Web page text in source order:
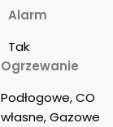
Alarm
Tak
Ogrzewanie
Podłogowe, CO
własne, Gazowe